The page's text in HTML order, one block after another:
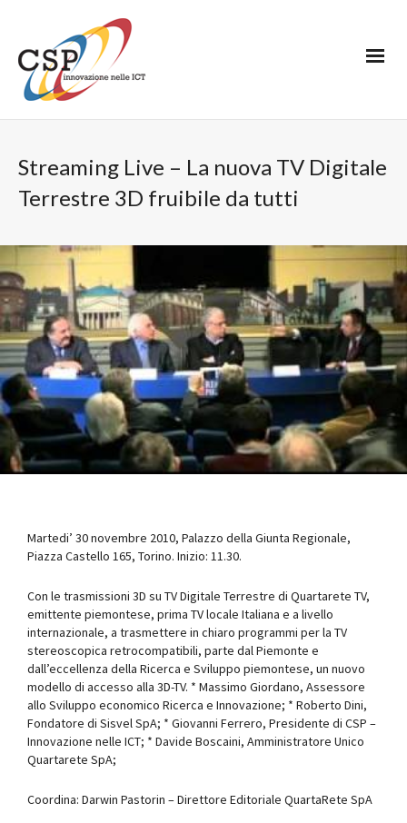
Streaming Live – La nuova TV Digitale
Terrestre 3D fruibile da tutti
Martedi’ 30 novembre 2010, Palazzo della Giunta Regionale,
Piazza Castello 165, Torino. Inizio: 11.30.
Con le trasmissioni 3D su TV Digitale Terrestre di Quartarete TV,
emittente piemontese, prima TV locale Italiana e a livello
internazionale, a trasmettere in chiaro programmi per la TV
stereoscopica retrocompatibili, parte dal Piemonte e
dall’eccellenza della Ricerca e Sviluppo piemontese, un nuovo
modello di accesso alla 3D-TV. * Massimo Giordano, Assessore
allo Sviluppo economico Ricerca e Innovazione; * Roberto Dini,
Fondatore di Sisvel SpA; * Giovanni Ferrero, Presidente di CSP –
Innovazione nelle ICT; * Davide Boscaini, Amministratore Unico
Quartarete SpA;
Coordina: Darwin Pastorin – Direttore Editoriale QuartaRete SpA